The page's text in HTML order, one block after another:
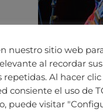
nuestro sitio web
al recordar sus
repetidas. Al hacer clic
consiente el uso de
puede visitar